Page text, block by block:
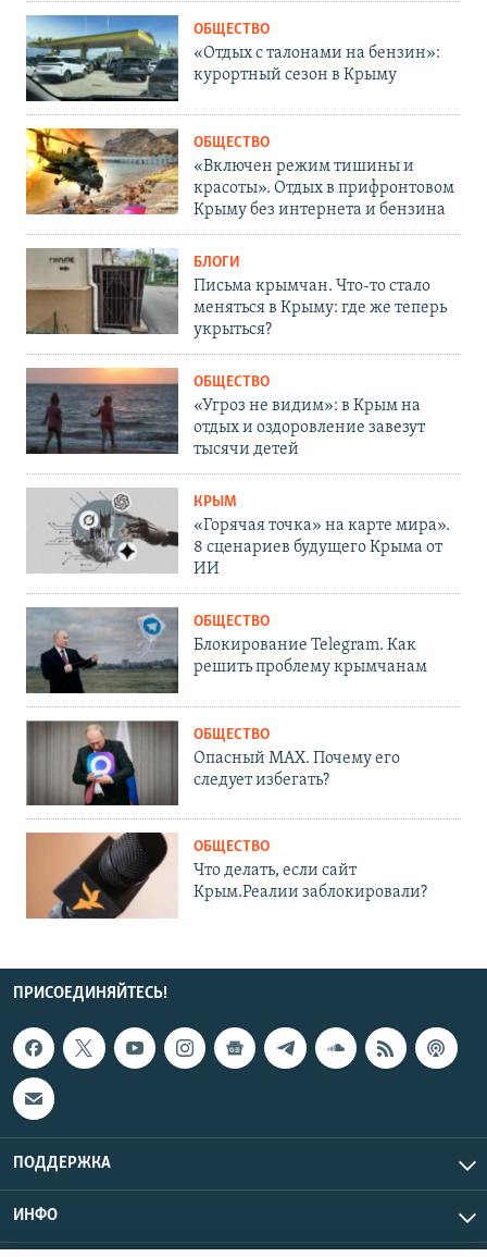
ОБЩЕСТВО
«Отдых с талонами на бензин»:
курортный сезон в Крыму
ОБЩЕСТВО
«Включен режим тишины и
красоты». Отдых в прифронтовом
Крыму без интернета и бензина
БЛОГИ
Письма крымчан. Что-то стало
меняться в Крыму: где же теперь
укрыться?
ОБЩЕСТВО
«Угроз не видим»: в Крым на
отдых и оздоровление завезут
тысячи детей
КРЫМ
«Горячая точка» на карте мира».
8 сценариев будущего Крыма от
ИИ
ОБЩЕСТВО
Блокирование Telegram. Как
решить проблему крымчанам
ОБЩЕСТВО
Опасный MAX. Почему его
следует избегать?
ОБЩЕСТВО
Что делать, если сайт
Крым.Реалии заблокировали?
ПРИСОЕДИНЯЙТЕСЬ!
ПОДДЕРЖКА
ИНФО